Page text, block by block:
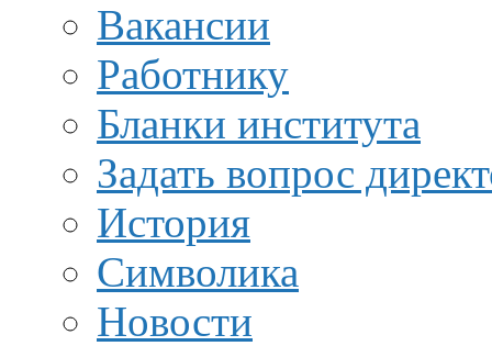
Вакансии
Работнику
Бланки института
Задать вопрос
История
Символика
Новости